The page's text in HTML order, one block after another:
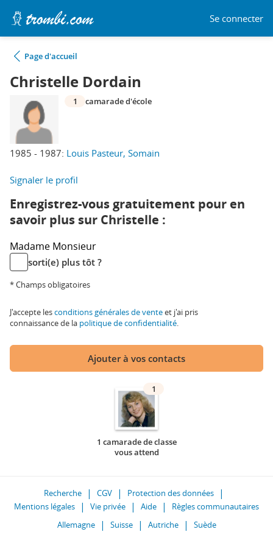
Se connecter
Page d'accueil
Christelle Dordain
1985 - 1987: Louis Pasteur, Somain
1 camarade d'école
Signaler le profil
Enregistrez-vous gratuitement pour en
savoir plus sur Christelle :
Madame Monsieur
sorti(e) plus tôt ?
* Champs obligatoires
J'accepte lesconditions générales de venteet j'ai pris
connaissance de la politique de confidentialité.
Ajouter à vos contacts
1
1 camarade de classe
vous attend
Recherche CGV
Protection des données
Mentions légales
Vie privée Aide
Règles communautaires
Allemagne
Suisse Autriche Suède